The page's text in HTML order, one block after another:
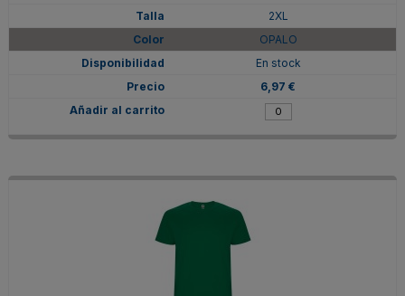
2XL
OPALO
En stock
6,97 €